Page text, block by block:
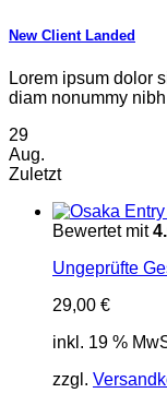
New Client Landed
Lorem ipsum dolor
diam nonummy
29
Aug.
Zuletzt
Bewertet mit
Ungeprüfte
29,00 €
inkl. 19 %
zzgl.